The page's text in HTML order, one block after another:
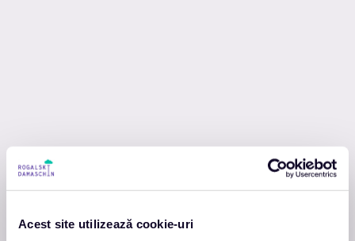
Acest site utilizează cookie-uri